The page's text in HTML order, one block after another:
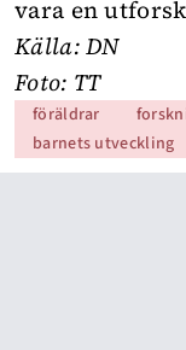
vara en
Källa: DN
Foto: TT
föräldrar
barnets utveckling